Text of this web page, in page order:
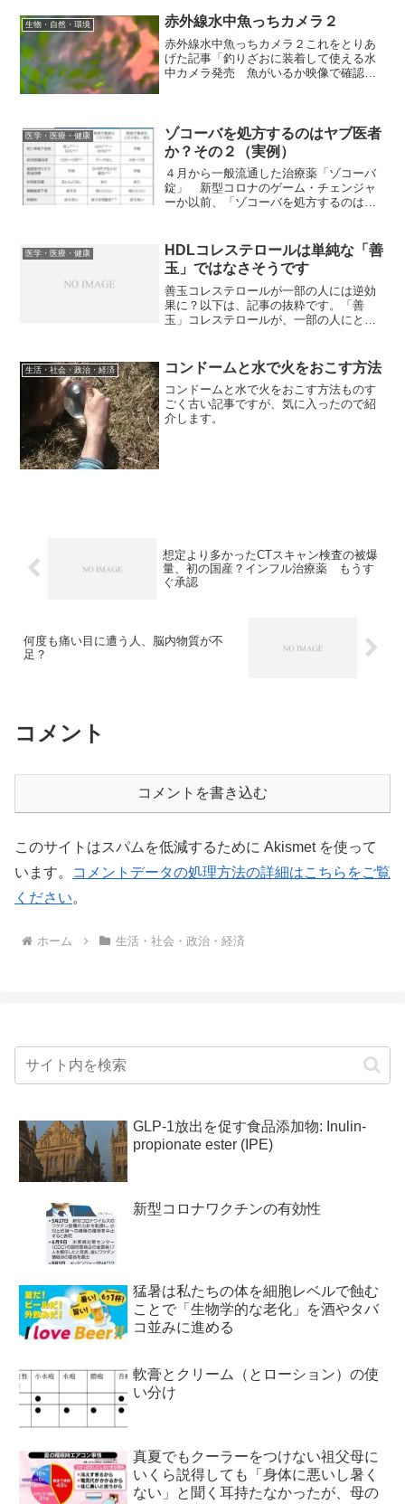
生物・自然・環境 赤外線水中魚っちカメラ２
赤外線水中魚っちカメラ２これをとりあ
げた記事「釣りざおに装着して使える水
中カメラ発売 魚がいるか映像で確認」
な…「見える魚は釣れない...
医学・医療・健康
ゾコーバを処方するのはヤブ医者
か？その２（実例）
４月から一般流通した治療薬「ゾコーバ
錠」 新型コロナのゲーム・チェンジャ
ーか以前、「ゾコーバを処方するのはヤ
の治療について勉強をしている医師は、
おそらく使わないでしょう...
医学・医療・健康
HDLコレステロールは単純な「善
玉」ではなさそうです
善玉コレステロールが一部の人には逆効
果に？以下は、記事の抜粋です。「善
玉」コレステロールが、一部の人にとっ
HDLコレステロール値を上げる医薬品に
新たな疑問を投げかける報告...
生活・社会・政治・経済 コンドームと水で火をおこす方法
コンドームと水で火をおこす方法ものす
ごく古い記事ですが、気に入ったので紹
介します。
想定より多かったCTスキャン検査の被爆
量、初の国産？インフル治療薬 もうす
ぐ承認
何度も痛い目に遭う人、脳内物質が不
足？
コメント
コメントを書き込む
このサイトはスパムを低減するために Akismet を使って
います。
コメントデータの処理方法の詳細はこちらをご覧
ください。
ホーム 生活・社会・政治・経済
GLP-1放出を促す食品添加物: Inulin-
propionate ester (IPE)
新型コロナワクチンの有効性
猛暑は私たちの体を細胞レベルで蝕む
ことで「生物学的な老化」を酒やタバ
コ並みに進める
軟膏とクリーム（とローション）の使
い分け
真夏でもクーラーをつけない祖父母に
いくら説得しても「身体に悪いし暑く
ない」と聞く耳持たなかったが、母の